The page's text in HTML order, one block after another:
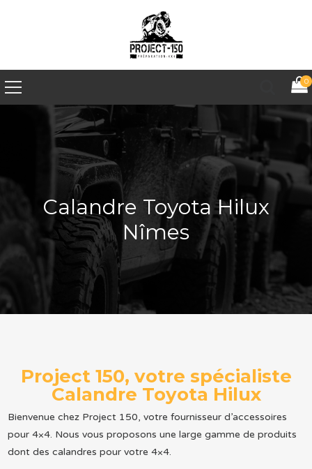
0
Calandre Toyota Hilux
Nîmes
Project 150, votre spécialiste
Calandre Toyota Hilux
Bienvenue chez Project 150, votre fournisseur d’accessoires
pour 4×4. Nous vous proposons une large gamme de produits
dont des calandres pour votre 4×4.